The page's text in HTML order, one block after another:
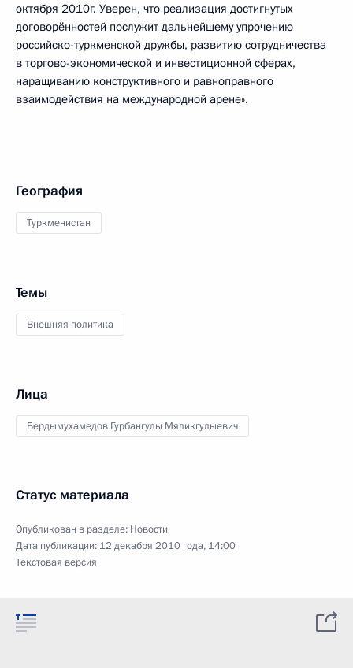
октября 2010г. Уверен, что реализация достигнутых
договорённостей послужит дальнейшему упрочению
российско-туркменской дружбы, развитию сотрудничества
в торгово-экономической и инвестиционной сферах,
наращиванию конструктивного и равноправного
взаимодействия на международной арене».
География
Туркменистан
Темы
Внешняя политика
Лица
Бердымухамедов Гурбангулы Мяликгулыевич
Статус материала
Опубликован в разделе: Новости
Дата публикации: 12 декабря 2010 года, 14:00
Текстовая версия